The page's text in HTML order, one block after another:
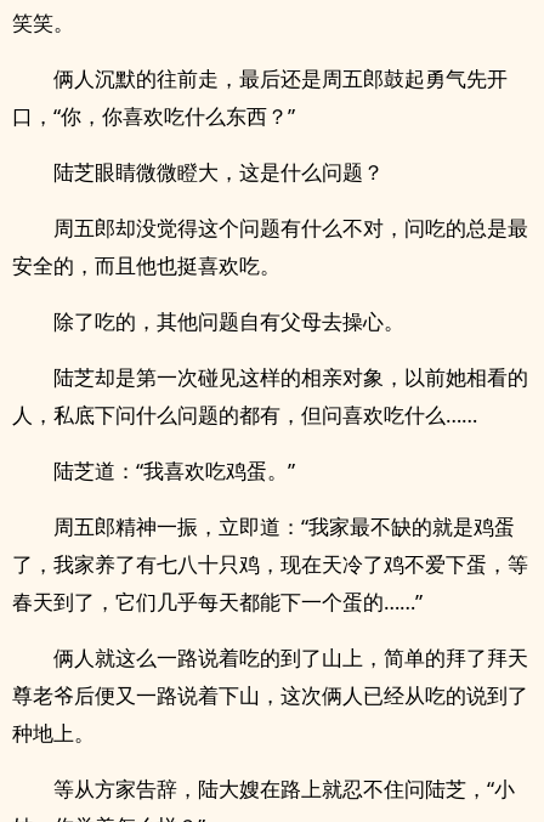
笑笑。
俩人沉默的往前走，最后还是周五郎鼓起勇气先开
口，“你，你喜欢吃什么东西？”
陆芝眼睛微微瞪大，这是什么问题？
周五郎却没觉得这个问题有什么不对，问吃的总是最
安全的，而且他也挺喜欢吃。
除了吃的，其他问题自有父母去操心。
陆芝却是第一次碰见这样的相亲对象，以前她相看的
人，私底下问什么问题的都有，但问喜欢吃什么……
陆芝道：“我喜欢吃鸡蛋。”
周五郎精神一振，立即道：“我家最不缺的就是鸡蛋
了，我家养了有七八十只鸡，现在天冷了鸡不爱下蛋，等
春天到了，它们几乎每天都能下一个蛋的……”
俩人就这么一路说着吃的到了山上，简单的拜了拜天
尊老爷后便又一路说着下山，这次俩人已经从吃的说到了
种地上。
等从方家告辞，陆大嫂在路上就忍不住问陆芝，“小